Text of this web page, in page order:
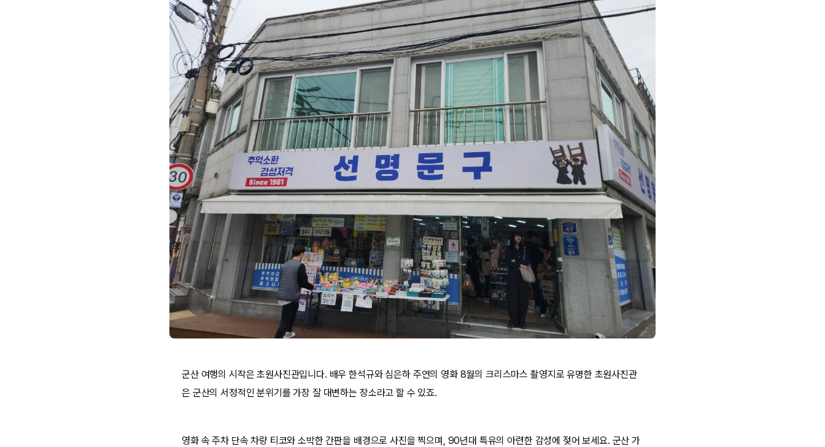
군산 여행의 시작은 초원사진관입니다. 배우 한석규와 심은하 주연의 영화 8월의 크리스마스 촬영지로 유명한 초원사진관
은 군산의 서정적인 분위기를 가장 잘 대변하는 장소라고 할 수 있죠.
영화 속 주차 단속 차량 티코와 소박한 간판을 배경으로 사진을 찍으며, 90년대 특유의 아련한 감성에 젖어 보세요. 군산 가